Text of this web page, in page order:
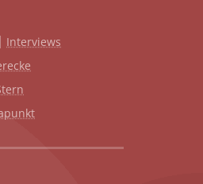
Interviews